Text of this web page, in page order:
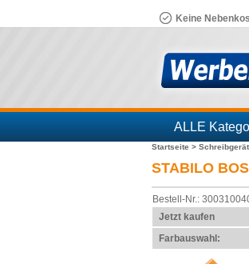
Keine
ALLE
Branchen
Startseite >
STABILO
Bestell-Nr.:
Jetzt kaufen
Farbauswahl: